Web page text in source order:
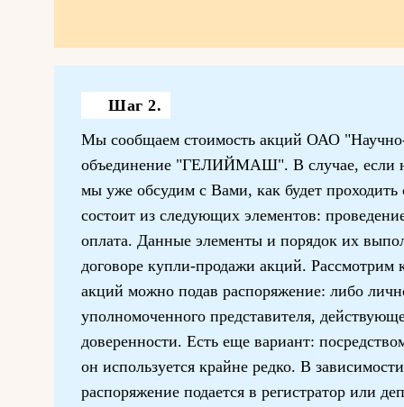
Шаг 2.
Мы сообщаем стоимость акций ОАО "Научно-
объединение "ГЕЛИЙМАШ". В случае, если
мы уже обсудим с Вами, как будет
состоит из следующих элементов:
оплата. Данные элементы и порядок их
договоре купли-продажи акций.
акций можно подав распоряжение: либо
уполномоченного представителя,
доверенности. Есть еще вариант:
он используется крайне редко. В
распоряжение подается в регистратор или